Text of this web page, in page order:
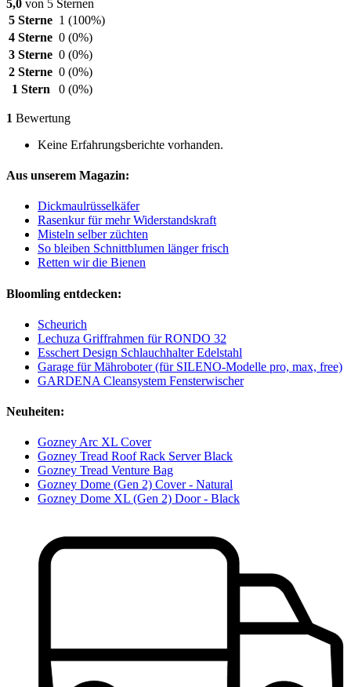
5,0 von 5 Sternen
5 Sterne 1 (100%)
4 Sterne 0 (0%)
3 Sterne 0 (0%)
2 Sterne 0 (0%)
1 Stern
0 (0%)
1 Bewertung
Keine Erfahrungsberichte vorhanden.
Aus unserem Magazin:
Dickmaulrüsselkäfer
Rasenkur für mehr Widerstandskraft
Misteln selber züchten
So bleiben Schnittblumen länger frisch
Retten wir die Bienen
Bloomling entdecken:
Scheurich
Lechuza Griffrahmen für RONDO 32
Esschert Design Schlauchhalter Edelstahl
Garage für Mähroboter (für SILENO-Modelle pro, max, free)
GARDENA Cleansystem Fensterwischer
Neuheiten:
Gozney Arc XL Cover
Gozney Tread Roof Rack Server Black
Gozney Tread Venture Bag
Gozney Dome (Gen 2) Cover - Natural
Gozney Dome XL (Gen 2) Door - Black